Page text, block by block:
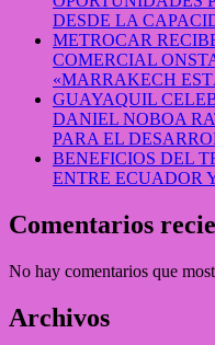
DESDE LA
METROCAR
COMERCIAL
«MARRAKECH
GUAYAQUIL
DANIEL NOBOA
PARA EL
BENEFICIOS DEL
ENTRE ECUADOR
Comentarios
No hay comentarios que
Archivos